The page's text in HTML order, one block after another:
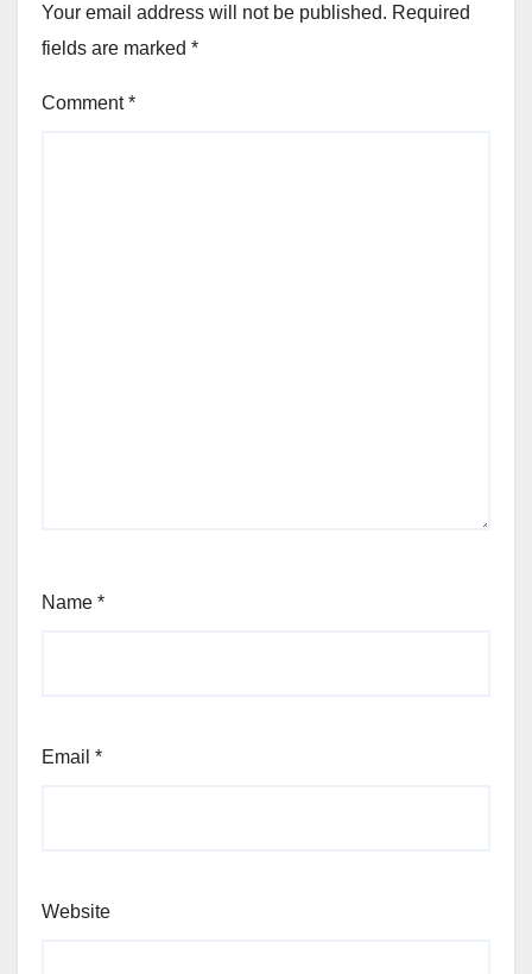
Your email address will not be published. Required
fields are marked *
Comment*
Name *
Email *
Website